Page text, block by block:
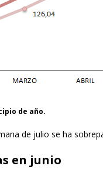
de año.
de julio se ha
en junio